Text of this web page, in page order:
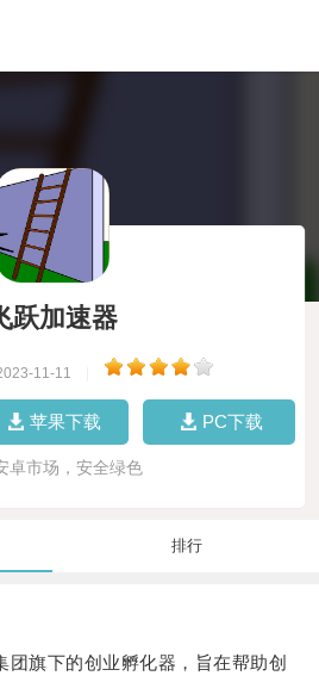
飞跃加速器
11-11
苹果下载 PC下载
卓市场，安全绿色
排行
旗下的创业孵化器，旨在帮助创